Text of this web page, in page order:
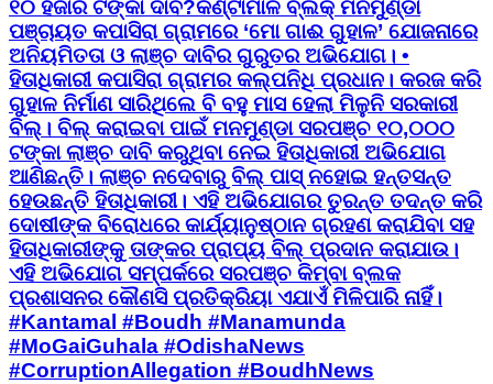
୧୦ ହଜାର ଟଙ୍କା ଦାବି? ​କଣ୍ଟାମାଳ ବ୍ଲକ୍ ମନମୁଣ୍ଡା
ପଞ୍ଚାୟତ କପାସିରା ଗ୍ରାମରେ ‘ମୋ ଗାଈ ଗୁହାଳ’ ଯୋଜନାରେ
ଅନିୟମିତତା ଓ ଲାଞ୍ଚ ଦାବିର ଗୁରୁତର ଅଭିଯୋଗ। •
ହିତାଧିକାରୀ କପାସିରା ଗ୍ରାମର କଲ୍ପନିଧି ପ୍ରଧାନ। କରଜ କରି
ଗୁହାଳ ନିର୍ମାଣ ସାରିଥିଲେ ବି ବହୁ ମାସ ହେଲା ମିଳୁନି ସରକାରୀ
ବିଲ୍। ବିଲ୍ କରାଇବା ପାଇଁ ମନମୁଣ୍ଡା ସରପଞ୍ଚ ୧୦,୦୦୦
ଟଙ୍କା ଲାଞ୍ଚ ଦାବି କରୁଥିବା ନେଇ ହିତାଧିକାରୀ ଅଭିଯୋଗ
ଆଣିଛନ୍ତି। ଲାଞ୍ଚ ନଦେବାରୁ ବିଲ୍ ପାସ୍ ନହୋଇ ହନ୍ତସନ୍ତ
ହେଉଛନ୍ତି ହିତାଧିକାରୀ। ଏହି ଅଭିଯୋଗର ତୁରନ୍ତ ତଦନ୍ତ କରି
ଦୋଷୀଙ୍କ ବିରୋଧରେ କାର୍ଯ୍ୟାନୁଷ୍ଠାନ ଗ୍ରହଣ କରାଯିବା ସହ
ହିତାଧିକାରୀଙ୍କୁ ତାଙ୍କର ପ୍ରାପ୍ୟ ବିଲ୍ ପ୍ରଦାନ କରାଯାଉ।
ଏହି ଅଭିଯୋଗ ସମ୍ପର୍କରେ ସରପଞ୍ଚ କିମ୍ବା ବ୍ଲକ
ପ୍ରଶାସନର କୌଣସି ପ୍ରତିକ୍ରିୟା ଏଯାଏଁ ମିଳିପାରି ନାହିଁ। ​
#Kantamal #Boudh #Manamunda
#MoGaiGuhala #OdishaNews
#CorruptionAllegation #BoudhNews